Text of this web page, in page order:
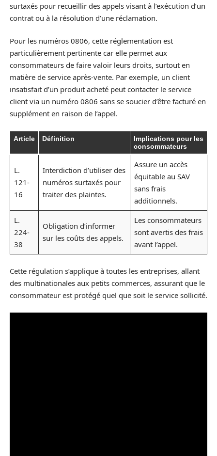
surtaxés pour recueillir des appels visant à l’exécution d’un
contrat ou à la résolution d’une réclamation.
Pour les numéros 0806, cette réglementation est
particulièrement pertinente car elle permet aux
consommateurs de faire valoir leurs droits, surtout en
matière de service après-vente. Par exemple, un client
insatisfait d’un produit acheté peut contacter le service
client via un numéro 0806 sans se soucier d’être facturé en
supplément en raison de l’appel.
Article Définition
Implications pour les
consommateurs
L.
121-
16
Interdiction d’utiliser des
numéros surtaxés pour
traiter des plaintes.
Assure un accès
équitable au SAV
sans frais
additionnels.
L.
224-
38
Obligation d’informer
sur les coûts des appels.
Les consommateurs
sont avertis des frais
avant l’appel.
Cette régulation s’applique à toutes les entreprises, allant
des multinationales aux petits commerces, assurant que le
consommateur est protégé quel que soit le service sollicité.